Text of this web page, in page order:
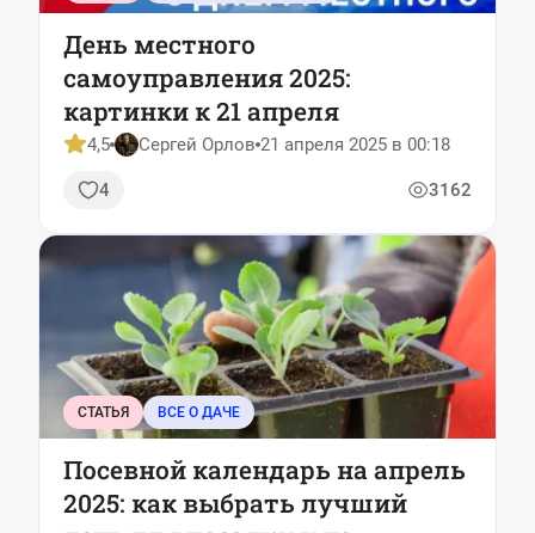
День местного
самоуправления 2025:
картинки к 21 апреля
4,5 Сергей Орлов 21 апреля 2025 в 00:18
4 3162
СТАТЬЯ ВСЕ О ДАЧЕ
Посевной календарь на апрель
2025: как выбрать лучший